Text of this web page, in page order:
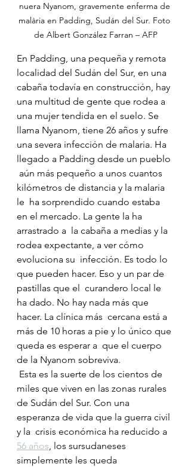
nuera Nyanom, gravemente enferma de
malària en Padding, Sudán del Sur. Foto
de Albert González Farran – AFP
En Padding, una pequeña y remota
localidad del Sudán del Sur, en una
cabaña todavía en construcción, hay
una multitud de gente que rodea a
una mujer tendida en el suelo. Se
llama Nyanom, tiene 26 años y sufre
una severa infección de malaria. Ha
llegado a Padding desde un pueblo
aún más pequeño a unos cuantos
kilómetros de distancia y la malaria
le  ha sorprendido cuando estaba
en el mercado. La gente la ha
arrastrado a  la cabaña a medias y la
rodea expectante, a ver cómo
evoluciona su  infección. Es todo lo
que pueden hacer. Eso y un par de
pastillas que el  curandero local le
ha dado. No hay nada más que
hacer. La clínica más  cercana está a
más de 10 horas a pie y lo único que
queda es esperar a  que el cuerpo
de la Nyanom sobreviva.
miles que viven en las zonas rurales
de Sudán del Sur. Con una
esperanza de vida que la guerra civil
y la  crisis económica ha reducido a
56 años, los sursudaneses
simplemente les queda